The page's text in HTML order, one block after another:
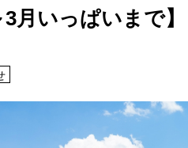
日々のこと
3月いっぱいまで